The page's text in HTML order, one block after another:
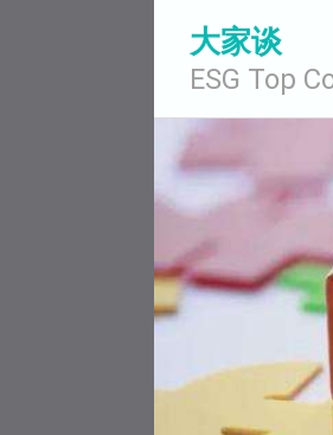
大家谈
ESG Top